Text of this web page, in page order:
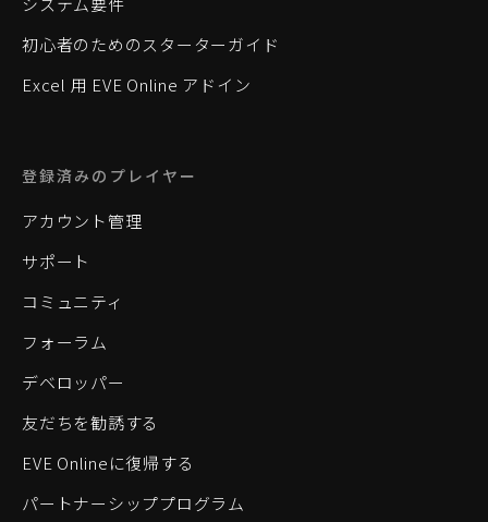
初心者のためのスターターガイド
Excel 用 EVE Online アドイン
登録済みのプレイヤー
アカウント管理
サポート
コミュニティ
フォーラム
デベロッパー
友だちを勧誘する
EVE Onlineに復帰する
パートナーシッププログラム